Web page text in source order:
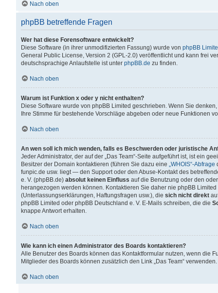
Nach oben
phpBB betreffende Fragen
Wer hat diese Forensoftware entwickelt?
Diese Software (in ihrer unmodifizierten Fassung) wurde von phpBB
General Public License, Version 2 (GPL-2.0) veröffentlicht und kann frei
deutschsprachige Anlaufstelle ist unter phpBB.de zu finden.
Nach oben
Warum ist Funktion x oder y nicht enthalten?
Diese Software wurde von phpBB Limited geschrieben. Wenn Sie
Ihre Stimme für bestehende Vorschläge abgeben oder neue Funktionen
Nach oben
An wen soll ich mich wenden, falls es Beschwerden oder juristische
Jeder Administrator, der auf der „Das Team“-Seite aufgeführt ist, ist ein
Besitzer der Domain kontaktieren (führen Sie dazu eine „WHOIS“-Abfrage
funpic.de usw. liegt — den Support oder den Abuse-Kontakt des
e. V. (phpBB.de) absolut keinen Einfluss auf die Benutzung oder den
herangezogen werden können. Kontaktieren Sie daher nie phpBB
(Unterlassungserklärungen, Haftungsfragen usw.), die sich nicht direkt
phpBB Limited oder phpBB Deutschland e. V. E-Mails schreiben, die die
knappe Antwort erhalten.
Nach oben
Wie kann ich einen Administrator des Boards kontaktieren?
Alle Benutzer des Boards können das Kontaktformular nutzen, wenn die
Mitglieder des Boards können zusätzlich den Link „Das Team“ verwenden.
Nach oben